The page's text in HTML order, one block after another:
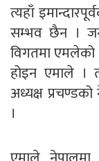
त्यहाँ
सम्भव छैन ।
विगतमा एमलेको
होइन एमाले ।
अध्यक्ष
।